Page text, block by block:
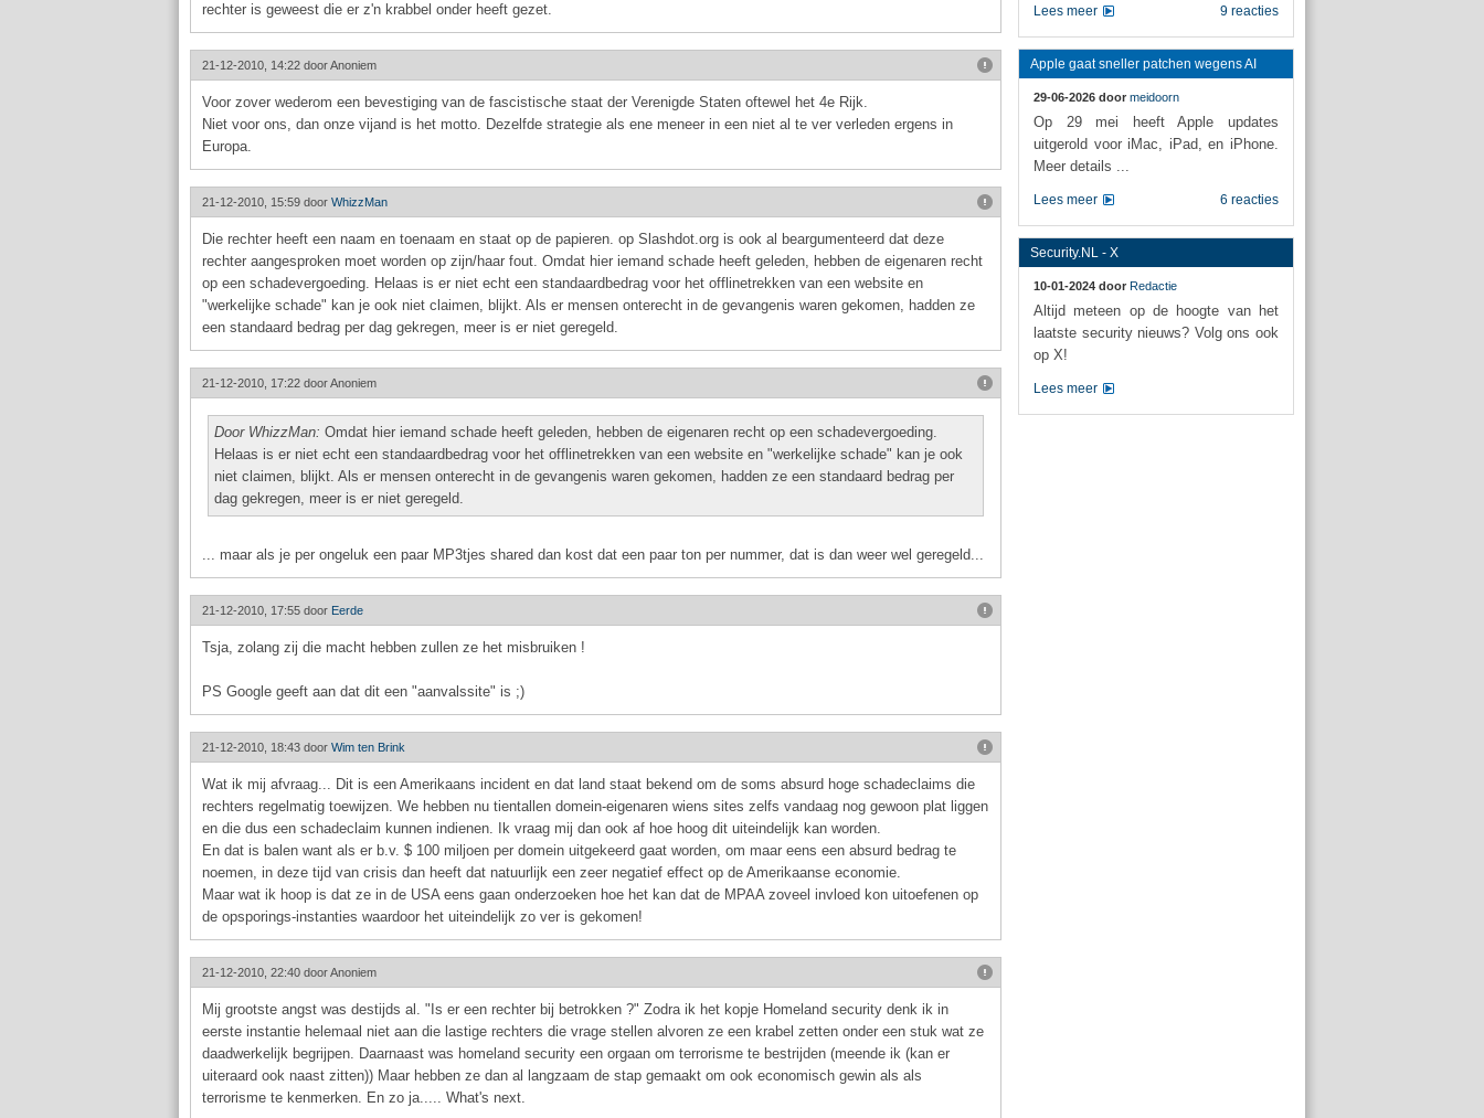
rechter is geweest die er z'n krabbel onder heeft gezet.
21-12-2010, 14:22 doorAnoniem
Voor zover wederom een bevestiging van de fascistische staat der Verenigde Staten oftewel het 4e Rijk.
Niet voor ons, dan onze vijand is het motto. Dezelfde strategie als ene meneer in een niet al te ver verleden ergens in
Europa.
21-12-2010, 15:59 door WhizzMan
Die rechter heeft een naam en toenaam en staat op de papieren. op Slashdot.org is ook al beargumenteerd dat deze
rechter aangesproken moet worden op zijn/haar fout. Omdat hier iemand schade heeft geleden, hebben de eigenaren recht
op een schadevergoeding. Helaas is er niet echt een standaardbedrag voor het offlinetrekken van een website en
"werkelijke schade" kan je ook niet claimen, blijkt. Als er mensen onterecht in de gevangenis waren gekomen, hadden ze
een standaard bedrag per dag gekregen, meer is er niet geregeld.
21-12-2010, 17:22 doorAnoniem
Door WhizzMan: Omdat hier iemand schade heeft geleden, hebben de eigenaren recht op een schadevergoeding.
Helaas is er niet echt een standaardbedrag voor het offlinetrekken van een website en "werkelijke schade" kan je ook
niet claimen, blijkt. Als er mensen onterecht in de gevangenis waren gekomen, hadden ze een standaard bedrag per
dag gekregen, meer is er niet geregeld.
... maar als je per ongeluk een paar MP3tjes shared dan kost dat een paar ton per nummer, dat is dan weer wel geregeld...
21-12-2010, 17:55 door Eerde
Tsja, zolang zij die macht hebben zullen ze het misbruiken !
PS Google geeft aan dat dit een "aanvalssite" is ;)
21-12-2010, 18:43 door Wim ten Brink
Wat ik mij afvraag... Dit is een Amerikaans incident en dat land staat bekend om de soms absurd hoge schadeclaims die
rechters regelmatig toewijzen. We hebben nu tientallen domein-eigenaren wiens sites zelfs vandaag nog gewoon plat liggen
en die dus een schadeclaim kunnen indienen. Ik vraag mij dan ook af hoe hoog dit uiteindelijk kan worden.
En dat is balen want als er b.v. $ 100 miljoen per domein uitgekeerd gaat worden, om maar eens een absurd bedrag te
noemen, in deze tijd van crisis dan heeft dat natuurlijk een zeer negatief effect op de Amerikaanse economie.
Maar wat ik hoop is dat ze in de USA eens gaan onderzoeken hoe het kan dat de MPAA zoveel invloed kon uitoefenen op
de opsporings-instanties waardoor het uiteindelijk zo ver is gekomen!
21-12-2010, 22:40 doorAnoniem
Mij grootste angst was destijds al. "Is er een rechter bij betrokken ?" Zodra ik het kopje Homeland security denk ik in
eerste instantie helemaal niet aan die lastige rechters die vrage stellen alvoren ze een krabel zetten onder een stuk wat ze
daadwerkelijk begrijpen. Daarnaast was homeland security een orgaan om terrorisme te bestrijden (meende ik (kan er
uiteraard ook naast zitten)) Maar hebben ze dan al langzaam de stap gemaakt om ook economisch gewin als als
terrorisme te kenmerken. En zo ja..... What's next.
9 reacties
Lees meer
Apple gaat sneller patchen wegens AI
29-06-2026 door meidoorn
Op 29 mei heeft Apple updates
uitgerold voor iMac, iPad, en iPhone.
Meer details ...
6 reacties
Lees meer
Security.NL - X
10-01-2024 door Redactie
Altijd meteen op de hoogte van het
laatste security nieuws? Volg ons ook
op X!
Lees meer